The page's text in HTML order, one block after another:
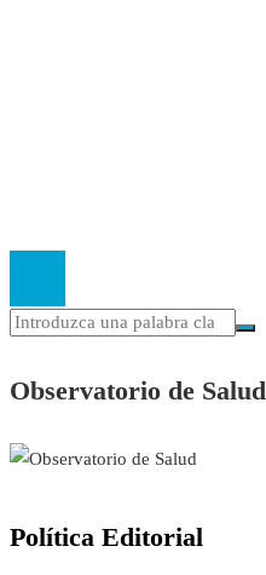
Observatorio de Salud
Política Editorial